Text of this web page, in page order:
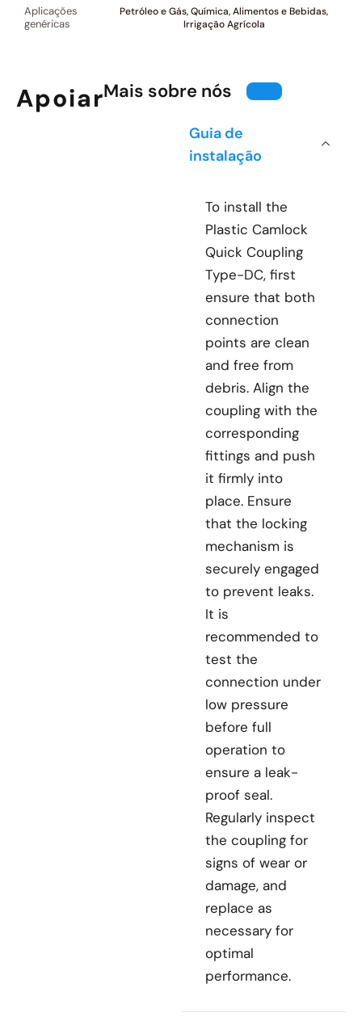
Aplicações
genéricas
Petróleo e Gás, Química, Alimentos e Bebidas,
Irrigação Agrícola
ApoiarMais sobre nós
Guia de
instalação
To install the
Plastic Camlock
Quick Coupling
Type-DC, first
ensure that both
connection
points are clean
and free from
debris. Align the
coupling with the
corresponding
fittings and push
it firmly into
place. Ensure
that the locking
mechanism is
securely engaged
to prevent leaks.
It is
recommended to
test the
connection under
low pressure
before full
operation to
ensure a leak-
proof seal.
Regularly inspect
the coupling for
signs of wear or
damage, and
replace as
necessary for
optimal
performance.